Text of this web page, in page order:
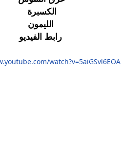
الكسبرة
watch?v=5aiGSvl6EOA